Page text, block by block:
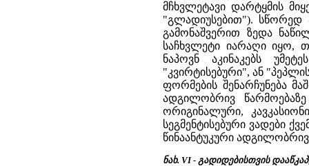
მჩხვლეტავი დარტყმის
"გლადიუსებით"). სწორედ
გამონაშვერით ზედა
საჩხვლეტი იარაღი იყო,
ნაპოვნ აკინაკებს
"კვირტისებური", ან
ფორმების შენარჩუნება
ადგილობრივ
ორიგინალური,
სეგმენტისებური ვადები
წინაანტუკური
ნახ. VI - გადიდებისთვის